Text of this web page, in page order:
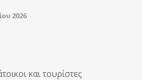
2026
και τουρίστες